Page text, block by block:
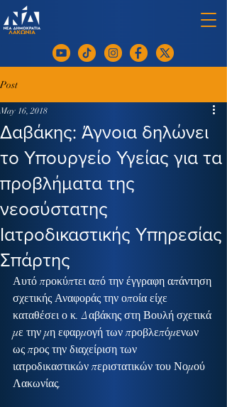
Post
Δαβάκης: Άγνοια δηλώνει
το Υπουργείο Υγείας για τα
προβλήματα της
νεοσύστατης
Ιατροδικαστικής Υπηρεσίας
Σπάρτης
May 16, 2018
Αυτό προκύπτει από την έγγραφη απάντηση
σχετικής Αναφοράς την οποία είχε
καταθέσει ο κ. Δαβάκης στη Βουλή σχετικά
με την μη εφαρμογή των προβλεπόμενων
ως προς την διαχείριση των
ιατροδικαστικών περιστατικών του Νομού
Λακωνίας.